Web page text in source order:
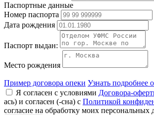
Паспортные данные
Номер паспорта
Дата рождения
Паспорт выдан:
Место рождения
Пример договора опеки Узнать подробнее
Я согласен с условиями Договора-
ась) и согласен (-сна) с Политикой
согласие на обработку моих персональных